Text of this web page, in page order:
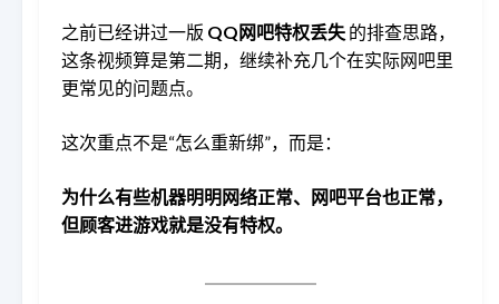
之前已经讲过一版 QQ网吧特权丢失 的排查思路，
这条视频算是第二期，继续补充几个在实际网吧里
更常见的问题点。
这次重点不是“怎么重新绑”，而是：
为什么有些机器明明网络正常、网吧平台也正常，
但顾客进游戏就是没有特权。